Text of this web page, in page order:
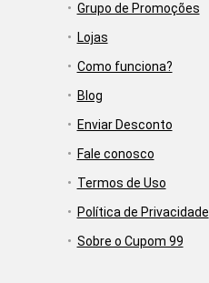
Grupo de Promoções
Lojas
Como funciona?
Blog
Enviar Desconto
Fale conosco
Termos de Uso
Política de Privacidade
Sobre o Cupom 99